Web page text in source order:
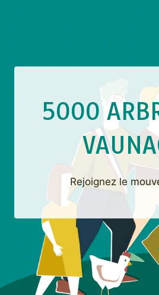
5000
Rejoignez le